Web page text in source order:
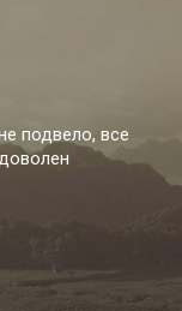
подвело, все